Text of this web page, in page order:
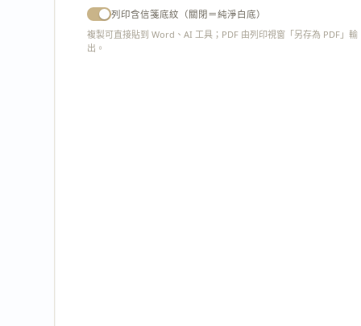
列印含信箋底紋（關閉＝純淨白底）
複製可直接貼到 Word、AI 工具；PDF 由列印視窗「另存為 PDF」輸
出。